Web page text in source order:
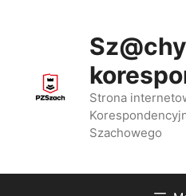
Sz@chy
Strona
Szachowego